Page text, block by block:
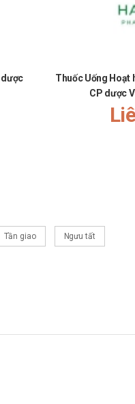
dược
Thuốc Uống Hoạt
CP dược
Tần giao Ngưu tất